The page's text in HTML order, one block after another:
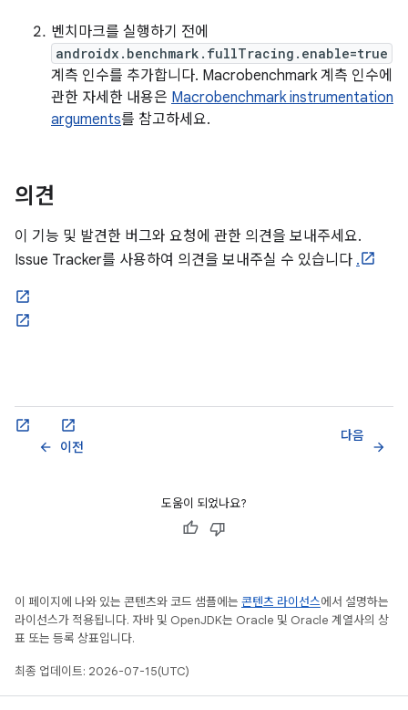
벤치마크를 실행하기 전에
androidx.benchmark.fullTracing.enable=true
계측 인수를 추가합니다. Macrobenchmark 계측 인수에
관한 자세한 내용은 Macrobenchmark instrumentation
arguments를 참고하세요.
의견
이 기능 및 발견한 버그와 요청에 관한 의견을 보내주세요.
Issue Tracker를 사용하여 의견을 보내주실 수 있습니다 .
이전
arrow_back
다음
arrow_forward
도움이 되었나요?
이 페이지에 나와 있는 콘텐츠와 코드 샘플에는 콘텐츠 라이선스에서 설명하는
라이선스가 적용됩니다. 자바 및 OpenJDK는 Oracle 및 Oracle 계열사의 상
표 또는 등록 상표입니다.
최종 업데이트: 2026-07-15(UTC)